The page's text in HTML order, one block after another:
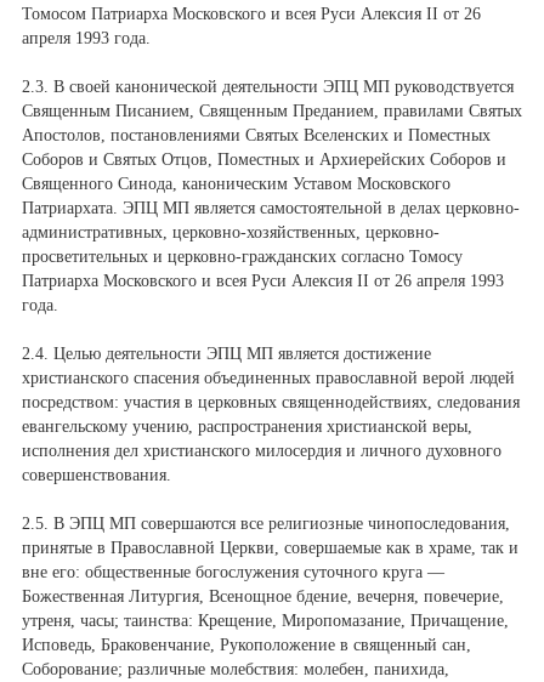
Томосом Патриарха Московского и всея Руси Алексия II от 26
апреля 1993 года.
2.3. В своей канонической деятельности ЭПЦ МП руководствуется
Священным Писанием, Священным Преданием, правилами Святых
Апостолов, постановлениями Святых Вселенских и Поместных
Соборов и Святых Отцов, Поместных и Архиерейских Соборов и
Священного Синода, каноническим Уставом Московского
Патриархата. ЭПЦ МП является самостоятельной в делах церковно-
административных, церковно-хозяйственных, церковно-
просветительных и церковно-гражданских согласно Томосу
Патриарха Московского и всея Руси Алексия II от 26 апреля 1993
года.
2.4. Целью деятельности ЭПЦ МП является достижение
христианского спасения объединенных православной верой людей
посредством: участия в церковных священнодействиях, следования
евангельскому учению, распространения христианской веры,
исполнения дел христианского милосердия и личного духовного
совершенствования.
2.5. В ЭПЦ МП совершаются все религиозные чинопоследования,
принятые в Православной Церкви, совершаемые как в храме, так и
вне его: общественные богослужения суточного круга —
Божественная Литургия, Всенощное бдение, вечерня, повечерие,
утреня, часы; таинства: Крещение, Миропомазание, Причащение,
Исповедь, Браковенчание, Рукоположение в священный сан,
Соборование; различные молебствия: молебен, панихида,